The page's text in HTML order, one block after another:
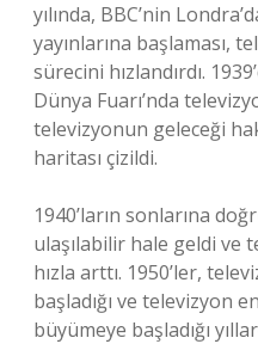
yılında, BBC’nin
yayınlarına başlaması,
sürecini hızlandırdı.
Dünya Fuarı’nda
televizyonun geleceği
haritası çizildi.
1940’ların sonlarına
ulaşılabilir hale geldi ve
hızla arttı. 1950’ler,
başladığı ve televizyon
büyümeye başladığı